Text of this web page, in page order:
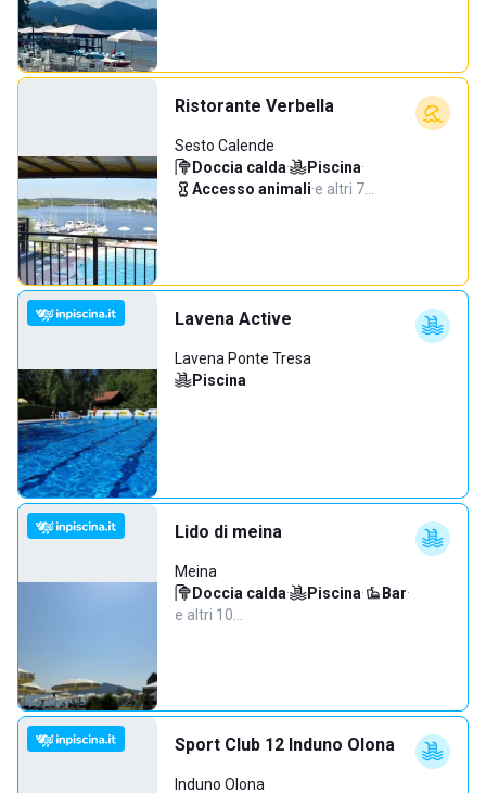
Ristorante Verbella
Sesto Calende
Doccia calda· Piscina·
Accesso animali·e altri 7…
Lavena Active
Lavena Ponte Tresa
Piscina
Lido di meina
Meina
Doccia calda· Piscina· Bar·
e altri 10…
Sport Club 12 Induno Olona
Induno Olona